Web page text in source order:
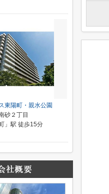
東陽町・親水公園
砂２丁目
」駅 徒歩15分